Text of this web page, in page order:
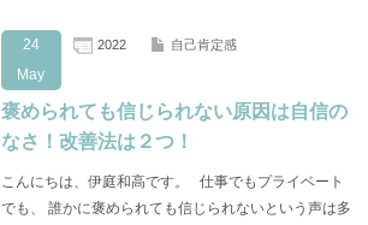
24
May
2022 自己肯定感
褒められても信じられない原因は自信の
なさ！改善法は２つ！
こんにちは、伊庭和高です。 仕事でもプライベート
でも、 誰かに褒められても信じられないという声は多